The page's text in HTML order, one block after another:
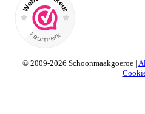
© 2009-2026 Schoonmaakgoeroe |